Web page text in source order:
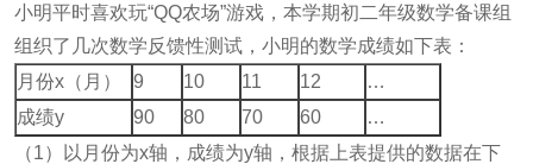
小明平时喜欢玩“QQ农场”游戏，本学期初二年级数学备课组
组织了几次数学反馈性测试，小明的数学成绩如下表：
月份x（月）
9 10 11 12
…
成绩y
90 80 70 60
…
（1）以月份为x轴，成绩为y轴，根据上表提供的数据在下